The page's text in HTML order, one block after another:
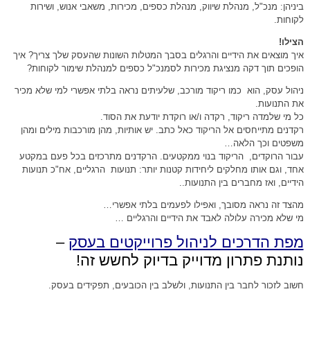
ביניהן: מנכ"ל, מנהלת שיווק, מנהלת כספים, מכירות, משאבי אנוש, ושירות
לקוחות.
הצילו!
איך מוצאים את הידיים והרגלים בסבך המטלות השונות שהעסק שלך צריך? איך
הופכים תוך דקה מנציגת מכירות לסמנכ"ל כספים למנהלת שימור לקוחות?
ניהול עסק, הוא כמו ריקוד מורכב, שלעיתים נראה בלתי אפשרי למי שלא מכיר
את התנועות.
כל מי שלמדה ריקוד, רקדה ו/או רוקדת יודעת את הסוד.
רקדנים מתייחסים אל הריקוד כאל כתב. יש אותיות, מהן מורכבות מילים ומהן
משפטים וכך הלאה…
עבור הרוקדים, הריקוד בנוי ממקטעים. הרקדנים מתרכזים בכל פעם במקטע
אחד, וגם אותו מחלקים ליחידות קטנות יותר: תנועות הרגליים, אח"כ תנועות
הידיים, ואז מחברים בין התנועות..
מהצד זה נראה מסובך, ואפילו לפעמים בלתי אפשרי…
מי שלא מכירה עלולה לאבד את הידיים והרגליים …
מפת הדרכים לניהול פרוייקטים בעסק –
נותנת פתרון מדוייק בדיוק לחשש זה!
חשוב לזכור לחבר בין התנועות, ולשלב בין הכובעים, תפקידים בעסק.